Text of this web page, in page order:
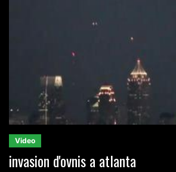
Video
invasion d'ovnis a atlanta